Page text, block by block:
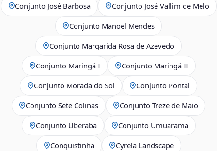
Conjunto José Barbosa Conjunto José Vallim de Melo
Conjunto Manoel Mendes
Conjunto Margarida Rosa de Azevedo
Conjunto Maringá I Conjunto Maringá II
Conjunto Morada do Sol Conjunto Pontal
Conjunto Sete Colinas Conjunto Treze de Maio
Conjunto Uberaba Conjunto Umuarama
Conquistinha Cyrela Landscape